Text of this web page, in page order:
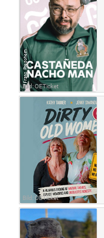
Bild: OETicket
Bild: OETicket